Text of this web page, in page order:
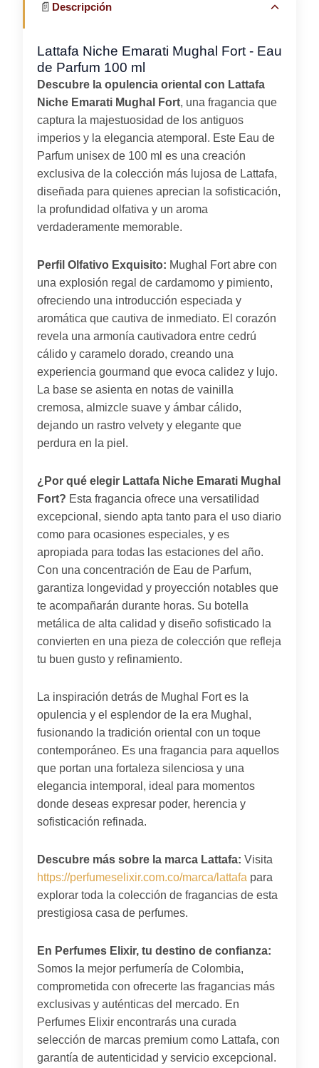
📄 Descripción
Lattafa Niche Emarati Mughal Fort - Eau
de Parfum 100 ml
Descubre la opulencia oriental con Lattafa
Niche Emarati Mughal Fort, una fragancia que
captura la majestuosidad de los antiguos
imperios y la elegancia atemporal. Este Eau de
Parfum unisex de 100 ml es una creación
exclusiva de la colección más lujosa de Lattafa,
diseñada para quienes aprecian la sofisticación,
la profundidad olfativa y un aroma
verdaderamente memorable.
Perfil Olfativo Exquisito: Mughal Fort abre con
una explosión regal de cardamomo y pimiento,
ofreciendo una introducción especiada y
aromática que cautiva de inmediato. El corazón
revela una armonía cautivadora entre cedrú
cálido y caramelo dorado, creando una
experiencia gourmand que evoca calidez y lujo.
La base se asienta en notas de vainilla
cremosa, almizcle suave y ámbar cálido,
dejando un rastro velvety y elegante que
perdura en la piel.
¿Por qué elegir Lattafa Niche Emarati Mughal
Fort? Esta fragancia ofrece una versatilidad
excepcional, siendo apta tanto para el uso diario
como para ocasiones especiales, y es
apropiada para todas las estaciones del año.
Con una concentración de Eau de Parfum,
garantiza longevidad y proyección notables que
te acompañarán durante horas. Su botella
metálica de alta calidad y diseño sofisticado la
convierten en una pieza de colección que refleja
tu buen gusto y refinamiento.
La inspiración detrás de Mughal Fort es la
opulencia y el esplendor de la era Mughal,
fusionando la tradición oriental con un toque
contemporáneo. Es una fragancia para aquellos
que portan una fortaleza silenciosa y una
elegancia intemporal, ideal para momentos
donde deseas expresar poder, herencia y
sofisticación refinada.
Descubre más sobre la marca Lattafa: Visita
https://perfumeselixir.com.co/marca/lattafa para
explorar toda la colección de fragancias de esta
prestigiosa casa de perfumes.
En Perfumes Elixir, tu destino de confianza:
Somos la mejor perfumería de Colombia,
comprometida con ofrecerte las fragancias más
exclusivas y auténticas del mercado. En
Perfumes Elixir encontrarás una curada
selección de marcas premium como Lattafa, con
garantía de autenticidad y servicio excepcional.